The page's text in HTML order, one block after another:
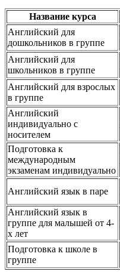
Название курса
Английский для
дошкольников в группе
Английский для
школьников в группе
Английский для взрослых
в группе
Английский
индивидуально с
носителем
Подготовка к
международным
экзаменам индивидуально
Английский язык в паре
Английский язык в
группе для малышей от 4-
х лет
Подготовка к школе в
группе